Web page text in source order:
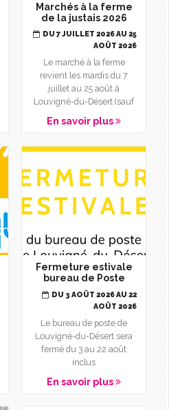
Marchés à la ferme
de la justais 2026
DU 7 JUILLET 2026 AU 25
AOÛT 2026
Le marché à la ferme
revient les mardis du 7
juillet au 25 août à
Louvigné-du-Désert (sauf
le 14 juillet). Rendez-vous
à...
En savoir plus
Fermeture estivale
bureau de Poste
DU 3 AOÛT 2026 AU 22
AOÛT 2026
Le bureau de poste de
Louvigné-du-Désert sera
fermé du 3 au 22 août
inclus
En savoir plus